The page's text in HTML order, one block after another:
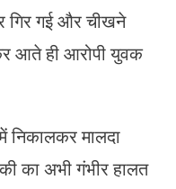
गिर गई और चीखने
आते ही आरोपी युवक
निकालकर मालदा
का अभी गंभीर हालत